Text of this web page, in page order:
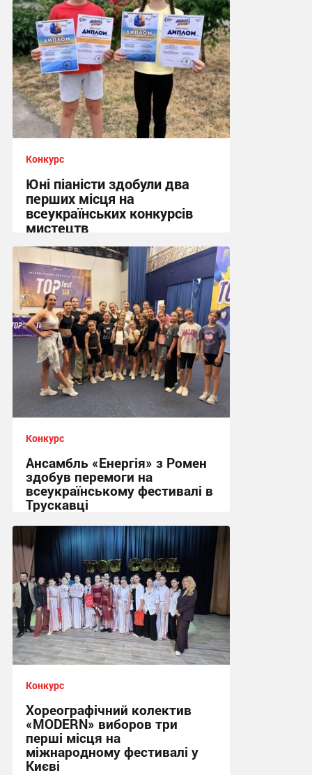
Конкурс
Юні піаністи здобули два
перших місця на
всеукраїнських конкурсів
мистецтв
10:41, 4.07.2026
Конкурс
Ансамбль «Енергія» з Ромен
здобув перемоги на
всеукраїнському фестивалі в
Трускавці
14:01, 3.07.2026
Конкурс
Хореографічний колектив
«MODERN» виборов три
перші місця на
міжнародному фестивалі у
Києві